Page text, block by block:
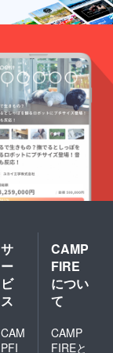
サ
ー
ビ
ス
CAM
PFI
CAMP
FIRE
につい
て
CAMP
FIREと